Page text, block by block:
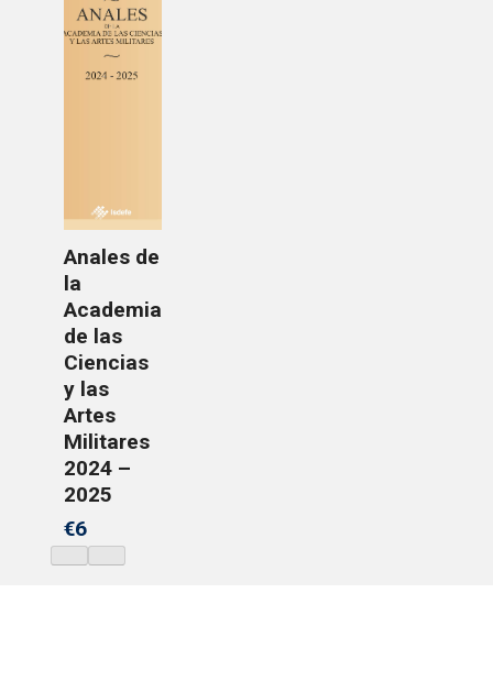
Anales de
la
Academia
de las
Ciencias
y las
Artes
Militares
2024 –
2025
€6